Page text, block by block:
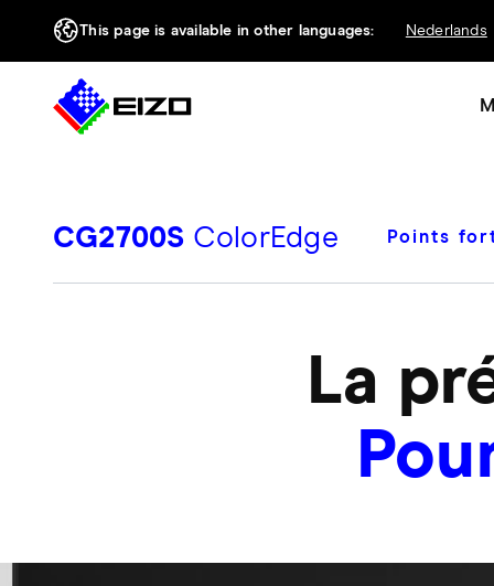
This page is available in other languages: Nederlands
CG2700S ColorEdge Points
La